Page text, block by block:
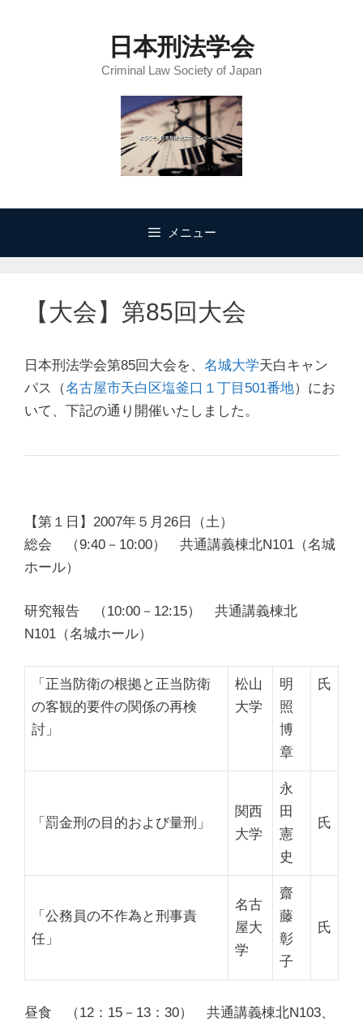
日本刑法学会
Criminal Law Society of Japan
メニュー
【大会】第85回大会
日本刑法学会第85回大会を、 名城大学天白キャン
パス（名古屋市天白区塩釜口１丁目501番地）にお
いて、下記の通り開催いたしました。
【第１日】2007年５月26日（土）
総会 （9:40－10:00）
共通講義棟北N101（名城
ホール）
研究報告 （10:00－12:15）
共通講義棟北
N101（名城ホール）
「正当防衛の根拠と正当防衛
の客観的要件の関係の再検
討」
松山
大学
明
照
博
章
氏
「罰金刑の目的および量刑」
関西
大学
永
田
憲
史
氏
「公務員の不作為と刑事責
任」
名古
屋大
学
齋
藤
彰
子
氏
昼食 （12：15－13：30）
共通講義棟北N103、